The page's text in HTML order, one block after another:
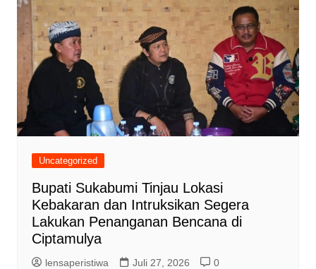
Uncategorized
Bupati Sukabumi Tinjau Lokasi
Kebakaran dan Intruksikan Segera
Lakukan Penanganan Bencana di
Ciptamulya
lensaperistiwa Juli 27, 2026 0